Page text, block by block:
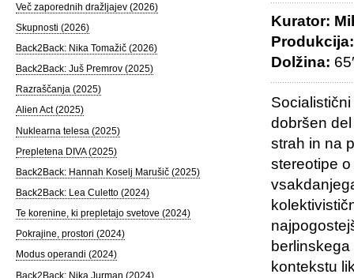
Kurator:
Produkcija:
Dolžina:
dobršen
strah in na
stereotipe
kontekstu
Več zaporednih dražljajev (2026)
Skupnosti (2026)
Back2Back: Nika Tomažič (2026)
Back2Back: Juš Premrov (2025)
Razraščanja (2025)
Alien Act (2025)
Nuklearna telesa (2025)
Prepletena DIVA (2025)
Back2Back: Hannah Koselj Marušič (2025)
Back2Back: Lea Culetto (2024)
Te korenine, ki prepletajo svetove (2024)
Pokrajine, prostori (2024)
Modus operandi (2024)
Back2Back: Nika Jurman (2024)